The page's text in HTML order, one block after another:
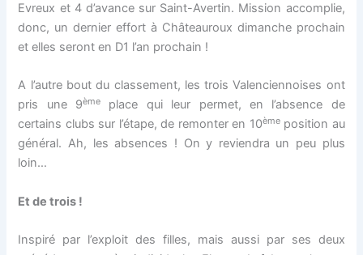
Evreux et 4 d’avance sur Saint-Avertin. Mission accomplie,
donc, un dernier effort à Châteauroux dimanche prochain
et elles seront en D1 l’an prochain !
A l’autre bout du classement, les trois Valenciennoises ont
pris une 9ème
place qui leur permet, en l’absence de
certains clubs sur l’étape, de remonter en 10èmeposition au
général. Ah, les absences ! On y reviendra un peu plus
loin…
Et de trois !
Inspiré par l’exploit des filles, mais aussi par ses deux